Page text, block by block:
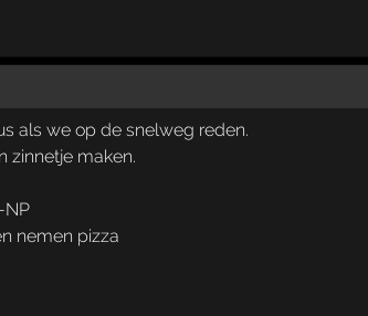
als we op de snelweg reden.
zinnetje maken.
NP
nemen pizza